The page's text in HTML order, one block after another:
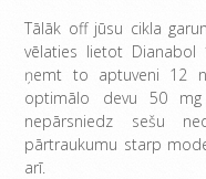
Tālāk off jūsu cikla
vēlaties lietot Dianabol
ņemt to aptuveni 12
optimālo devu 50 mg
nepārsniedz sešu
pārtraukumu starp
arī.